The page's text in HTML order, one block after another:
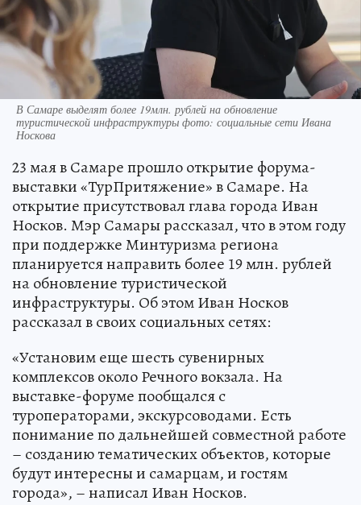
В Самаре выделят более 19млн. рублей на обновление
туристической инфраструктуры фото: социальные сети Ивана
Носкова
23 мая в Самаре прошло открытие форума-
выставки «ТурПритяжение» в Самаре. На
открытие присутствовал глава города Иван
Носков. Мэр Самары рассказал, что в этом году
при поддержке Минтуризма региона
планируется направить более 19 млн. рублей
на обновление туристической
инфраструктуры. Об этом Иван Носков
рассказал в своих социальных сетях:
«Установим еще шесть сувенирных
комплексов около Речного вокзала. На
выставке-форуме пообщался с
туроператорами, экскурсоводами. Есть
понимание по дальнейшей совместной работе
– созданию тематических объектов, которые
будут интересны и самарцам, и гостям
города», – написал Иван Носков.